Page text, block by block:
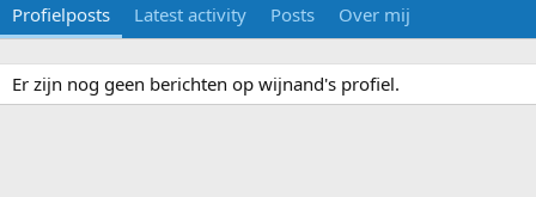
Profielposts Latest activity Posts Over mij
Er zijn nog geen berichten op wijnand's profiel.